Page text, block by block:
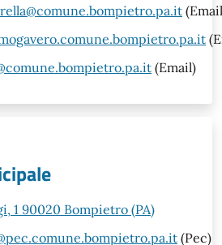
(Email)
1 90020 Bompietro (PA)
(Pec)